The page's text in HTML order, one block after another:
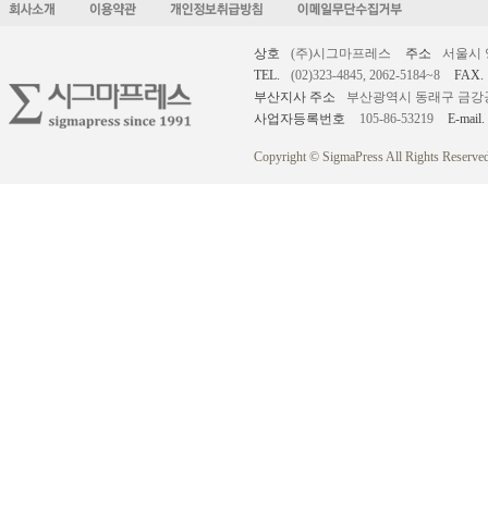
상호 (주)시그마프레스 주소
서울시
TEL.
(02)323-4845, 2062-5184~8
FAX.
부산지사 주소
부산광역시 동래구 금강
사업자등록번호
105-86-53219 E-mail.
Copyright © SigmaPress All Rights